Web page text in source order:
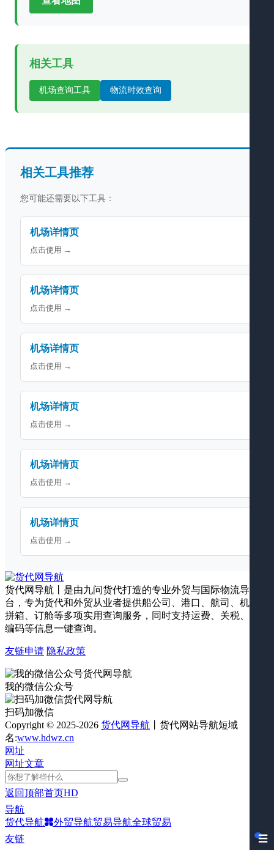
☰
相关工具
机场查询工具 物流时效查询
相关工具推荐
您可能还需要以下工具：
机场详情页
点击使用 →
机场详情页
点击使用 →
机场详情页
点击使用 →
机场详情页
点击使用 →
机场详情页
点击使用 →
机场详情页
点击使用 →
货代网导航丨是由九问货代打造的专业外贸与国际物流导航平
台，专为货代和外贸从业者提供船公司、港口、航司、机场、
拼箱、订舱等多项实用查询服务，同时支持运费、关税、海关
编码等信息一键查询。
友链申请 隐私政策
我的微信公众号
扫码加微信
Copyright © 2025-2026 货代网导航 丨货代网站导航短域
名:www.hdwz.cn
网址
网址文章
返回顶部首页HD
导航
货代导航
外贸导航贸易导航全球贸易
友链